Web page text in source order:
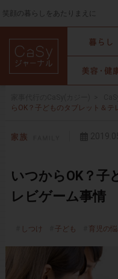
笑顔の暮らしをあたりまえに
らOK？子どものタブレット＆テ
いつからOK？子
レビゲーム事情
しつけ 子ども 育児の